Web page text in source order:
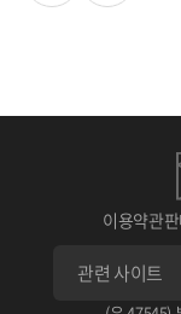
이용약관